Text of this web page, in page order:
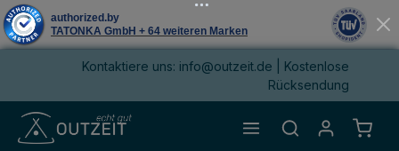
springenKontaktiere uns: info@outzeit.de | Kostenlose
Rücksendung